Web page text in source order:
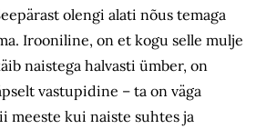
olengi alati nõus temaga
Irooniline, on et kogu selle mulje
naistega halvasti ümber, on
vastupidine – ta on väga
meeste kui naiste suhtes ja